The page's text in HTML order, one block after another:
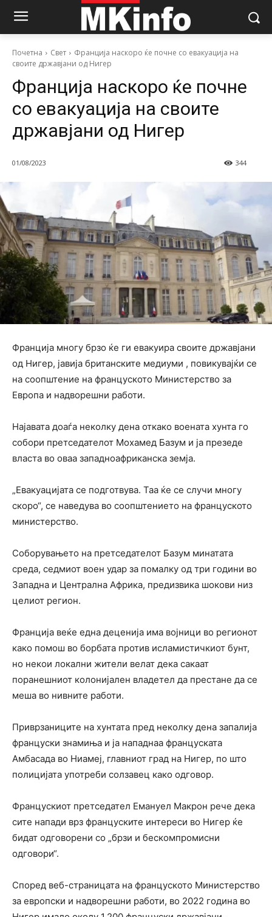
Почетна Свет
Франција наскоро ќе почне со евакуација на
своите државјани од Нигер
Франција наскоро ќе почне
со евакуација на своите
државјани од Нигер
01/08/2023 344
Франција многу брзо ќе ги евакуира своите државјани
од Нигер, јавија британските медиуми , повикувајќи се
на соопштение на француското Министерство за
Европа и надворешни работи.
Најавата доаѓа неколку дена откако воената хунта го
собори претседателот Мохамед Базум и ја презеде
власта во оваа западноафриканска земја.
„Евакуацијата се подготвува. Таа ќе се случи многу
скоро“, се наведува во соопштението на француското
министерство.
Соборувањето на претседателот Базум минатата
среда, седмиот воен удар за помалку од три години во
Западна и Централна Африка, предизвика шокови низ
целиот регион.
Франција веќе една деценија има војници во регионот
како помош во борбата против исламистичкиот бунт,
но некои локални жители велат дека сакаат
поранешниот колонијален владетел да престане да се
меша во нивните работи.
Приврзаниците на хунтата пред неколку дена запалија
француски знамиња и ја нападнаа француската
Амбасада во Ниамеј, главниот град на Нигер, по што
полицијата употреби солзавец како одговор.
Францускиот претседател Емануел Макрон рече дека
сите напади врз француските интереси во Нигер ќе
бидат одговорени со „брзи и бескомпромисни
одговори“.
Според веб-страницата на француското Министерство
за европски и надворешни работи, во 2022 година во